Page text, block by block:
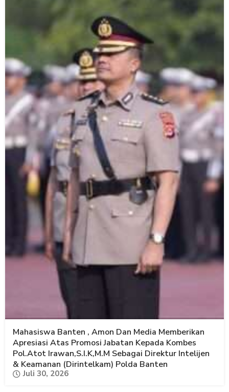
Mahasiswa Banten , Amon Dan Media Memberikan
Apresiasi Atas Promosi Jabatan Kepada Kombes
Pol.Atot Irawan,S.I.K,M.M Sebagai Direktur Intelijen
& Keamanan (Dirintelkam) Polda Banten
Juli 30, 2026